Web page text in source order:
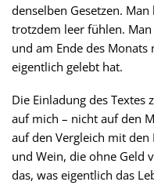
denselben Gesetzen.
trotzdem leer fühlen.
und am Ende des
eigentlich gelebt hat.
Die Einladung des
auf mich – nicht auf den
auf den Vergleich mit den
und Wein, die ohne Geld
das, was eigentlich das